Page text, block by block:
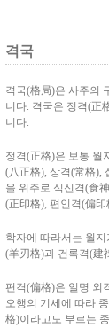
격국
격국(格局)은 사주의
니다. 격국은 정격(正
니다.
정격(正格)은 보통 월
(八正格), 상격(常格),
을 위주로 식신격(食
(正印格), 편인격(偏
학자에 따라서는 월
(羊刃格)과 건록격(建
편격(偏格)은 일명 외
오행의 기세에 따라
格)이라고도 부르는